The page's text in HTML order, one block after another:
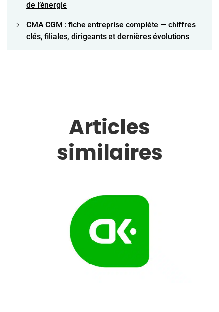
de l’énergie
CMA CGM : fiche entreprise complète — chiffres
clés, filiales, dirigeants et dernières évolutions
Articles
similaires